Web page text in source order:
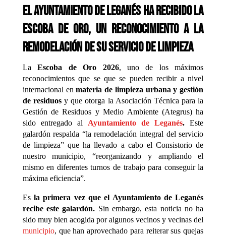
El Ayuntamiento de Leganés ha recibido la
Escoba de Oro, un reconocimiento a la
remodelación de su servicio de limpieza
LaEscoba de Oro 2026, uno de los máximos
reconocimientos que se que se pueden recibir a nivel
internacional enmateria de limpieza urbana y gestión
de residuosy que otorga la Asociación Técnica para la
Gestión de Residuos y Medio Ambiente (Ategrus) ha
sido entregado al Ayuntamiento de Leganés.Este
galardón respalda “la remodelación integral del servicio
de limpieza” que ha llevado a cabo el Consistorio de
nuestro municipio, “reorganizando y ampliando el
mismo en diferentes turnos de trabajo para conseguir la
máxima eficiencia”.
Esla primera vez que el Ayuntamiento de Leganés
recibe este galardón. Sin embargo, esta noticia no ha
sido muy bien acogida por algunos vecinos y vecinas del
municipio, que han aprovechado para reiterar sus quejas